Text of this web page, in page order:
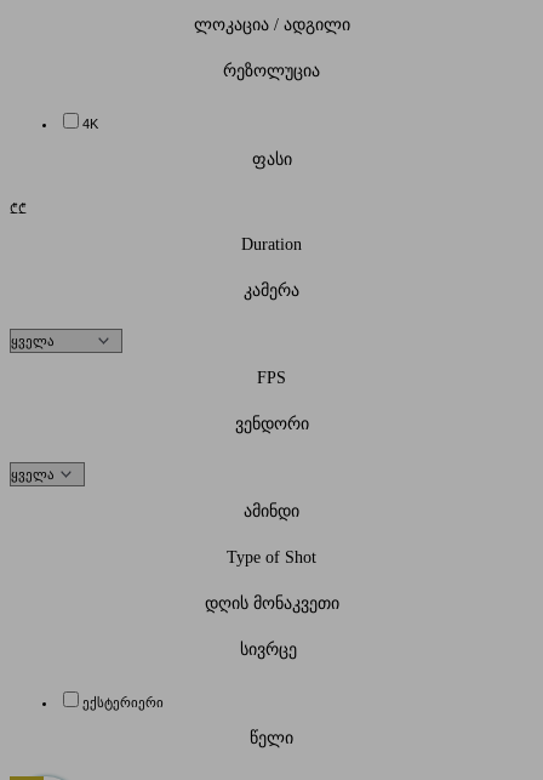
ლოკაცია / ადგილი
რეზოლუცია
4K
ფასი
₾₾
Duration
კამერა
FPS
ვენდორი
ამინდი
Type of Shot
დღის მონაკვეთი
სივრცე
ექსტერიერი
წელი